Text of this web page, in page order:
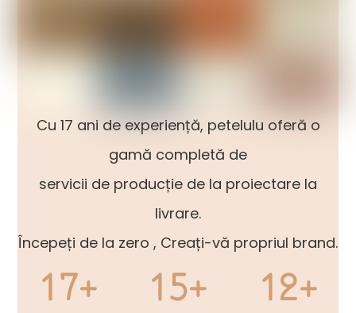
Cu 17 ani de experiență, petelulu oferă o
gamă completă de
servicii de producție de la proiectare la
livrare.
Începeți de la zero , Creați-vă propriul brand.
17+ 15+ 12+